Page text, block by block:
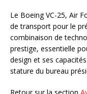
Le Boeing VC-25, Air
de transport pour le
combinaison de
prestige, essentielle
design et ses
stature du bureau